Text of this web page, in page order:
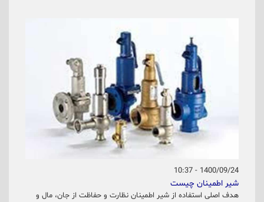
1400/09/24 - 10:37
شیر اطمینان چیست
هدف اصلی استفاده از شیر اطمینان نظارت و حفاظت از جان، مال و